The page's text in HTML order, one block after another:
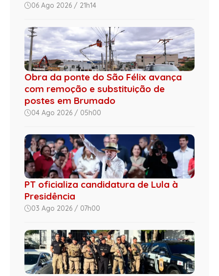
06 Ago 2026 / 21h14
Obra da ponte do São Félix avança
com remoção e substituição de
postes em Brumado
04 Ago 2026 / 05h00
PT oficializa candidatura de Lula à
Presidência
03 Ago 2026 / 07h00